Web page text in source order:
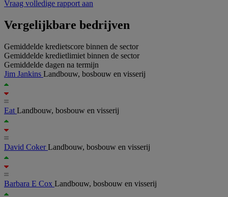
Vraag volledige rapport aan
Vergelijkbare bedrijven
Gemiddelde kredietscore binnen de sector
Gemiddelde kredietlimiet binnen de sector
Gemiddelde dagen na termijn
Jim Jankins Landbouw, bosbouw en visserij
Eat Landbouw, bosbouw en visserij
David CokerLandbouw, bosbouw en visserij
Barbara E Cox Landbouw, bosbouw en visserij